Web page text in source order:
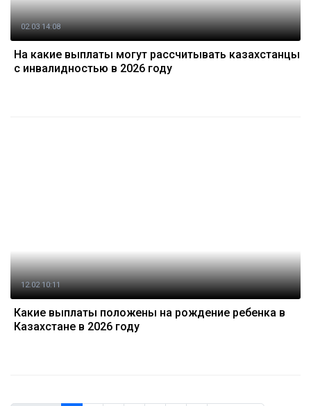
02.03 14:08
На какие выплаты могут рассчитывать казахстанцы
с инвалидностью в 2026 году
12.02 10:11
Какие выплаты положены на рождение ребенка в
Казахстане в 2026 году